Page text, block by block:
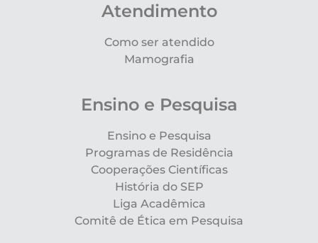
Atendimento
Como ser atendido
Mamografia
Ensino e Pesquisa
Ensino e Pesquisa
Programas de Residência
Cooperações Científicas
História do SEP
Liga Acadêmica
Comitê de Ética em Pesquisa